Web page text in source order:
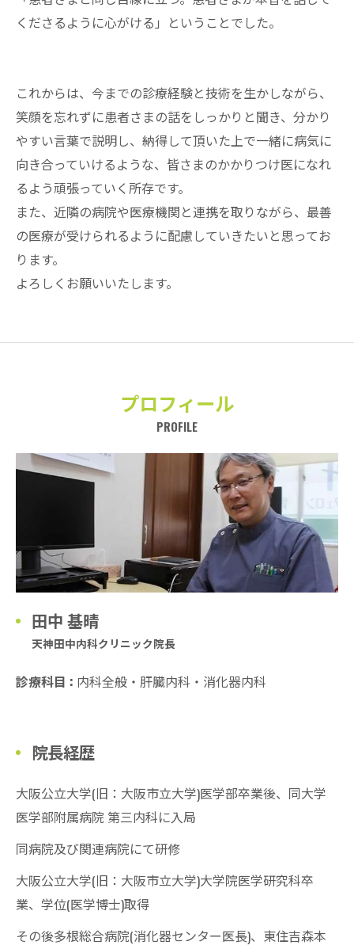
くださるように心がける」ということでした。
これからは、今までの診療経験と技術を生かしながら、
笑顔を忘れずに患者さまの話をしっかりと聞き、分かり
やすい言葉で説明し、納得して頂いた上で一緒に病気に
向き合っていけるような、皆さまのかかりつけ医になれ
るよう頑張っていく所存です。
また、近隣の病院や医療機関と連携を取りながら、最善
の医療が受けられるように配慮していきたいと思ってお
ります。
よろしくお願いいたします。
プロフィール
PROFILE
田中 基晴
天神田中内科クリニック院長
診療科目 : 内科全般・肝臓内科・消化器内科
院長経歴
大阪公立大学(旧：大阪市立大学)医学部卒業後、同大学
医学部附属病院 第三内科に入局
同病院及び関連病院にて研修
大阪公立大学(旧：大阪市立大学)大学院医学研究科卒
業、学位(医学博士)取得
その後多根総合病院(消化器センター医長)、東住吉森本